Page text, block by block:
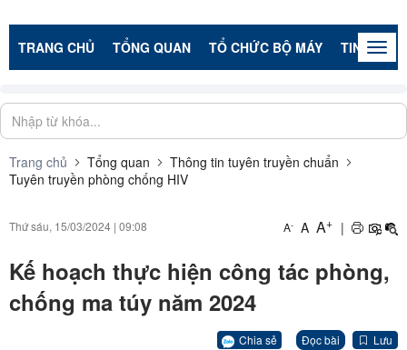
TRANG CHỦ TỔNG QUAN TỔ CHỨC BỘ MÁY TIN TỨC -
Trang chủ Tổng quan
Thông tin tuyên truyền chuẩn
Tuyên truyền phòng chống HIV
Thứ sáu, 15/03/2024 | 09:08 A- A A+ |
Kế hoạch thực hiện công tác phòng,
chống ma túy năm 2024
Chia sẻ Đọc bài Lưu